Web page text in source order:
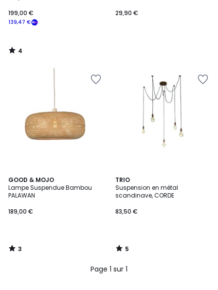
€
souscrivez
notre
programme
139,47 €
199,00 €
4
/
29,90 €
GOOD & MOJO
Lampe Suspendue Bambou
PALAWAN
189,00 €
3
/
5
3
/
TRIO
Suspension en métal
scandinave, CORDE
83,50 €
5
/
5
5
/
Page 1 sur 1